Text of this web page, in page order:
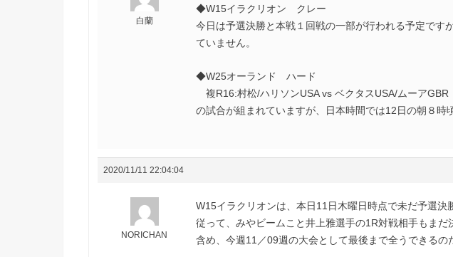
白蘭
◆W15イラクリオン クレー
今日は予選決勝と本戦１回戦の一部が行われる予定です
ていません。
◆W25オーランド ハード
複R16:村松/ハリソンUSA vs ベクタスUSA/ムーアGBR
の試合が組まれていますが、日本時間では12日の朝８時
2020/11/11 22:04:04
NORICHAN
W15イラクリオンは、本日11日木曜日時点で未だ予選決
従って、みやビームこと井上雅選手の1R対戦相手もま
含め、今週11／09週の大会として最後まで全うできるの